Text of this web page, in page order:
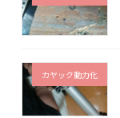
カヤック動力化